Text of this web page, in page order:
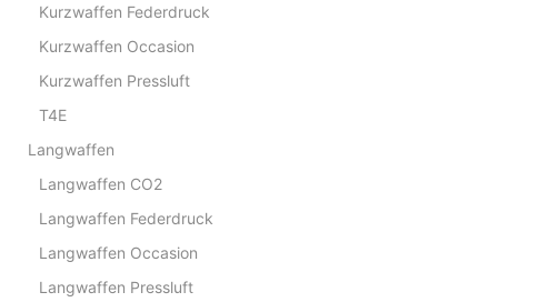
Kurzwaffen Federdruck
Kurzwaffen Occasion
Kurzwaffen Pressluft
T4E
Langwaffen
Langwaffen CO2
Langwaffen Federdruck
Langwaffen Occasion
Langwaffen Pressluft